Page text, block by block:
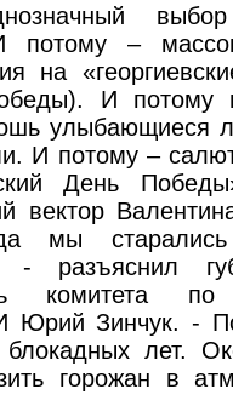
потому –
на
И потому
улыбающиеся
И потому –
День
вектор
мы старались
- разъяснил
комитета
Юрий Зинчук. -
лет.
горожан в